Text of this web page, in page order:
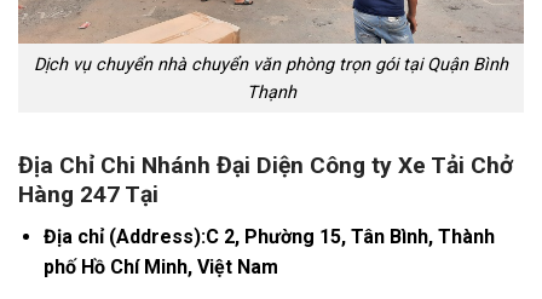
Dịch vụ chuyển nhà chuyển văn phòng trọn gói tại Quận Bình
Thạnh
Địa Chỉ Chi Nhánh Đại Diện Công ty Xe Tải Chở
Hàng 247 Tại
Địa chỉ (Address):C 2, Phường 15, Tân Bình, Thành
phố Hồ Chí Minh, Việt Nam